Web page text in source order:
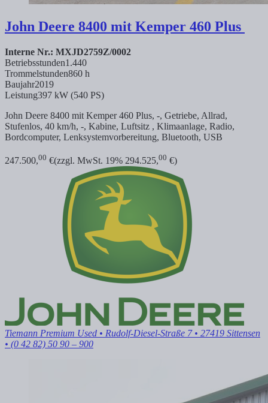
John Deere 8400 mit Kemper 460 Plus
Interne Nr.: MXJD2759Z/0002
Betriebsstunden1.440
Trommelstunden860 h
Baujahr2019
Leistung397 kW (540 PS)
John Deere 8400 mit Kemper 460 Plus, -, Getriebe, Allrad,
Stufenlos, 40 km/h, -, Kabine, Luftsitz , Klimaanlage, Radio,
Bordcomputer, Lenksystemvorbereitung, Bluetooth, USB
247.500,00 €(zzgl. MwSt. 19% 294.525,00 €)
Tiemann Premium Used • Rudolf-Diesel-Straße 7 • 27419 Sittensen
• (0 42 82) 50 90 – 900